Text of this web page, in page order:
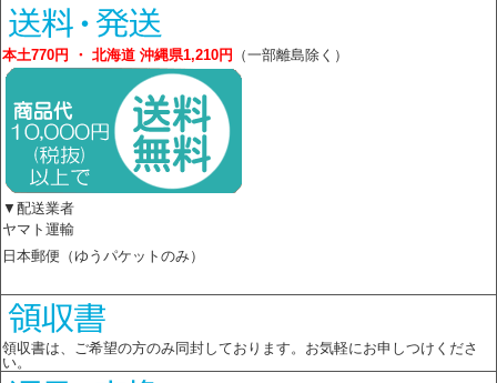
本土770円 ・ 北海道 沖縄県1,210円 （一部離島除く）
▼配送業者
ヤマト運輸
日本郵便（ゆうパケットのみ）
領収書は、ご希望の方のみ同封しております。お気軽にお申しつけくださ
い。